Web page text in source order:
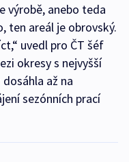
výrobě, anebo teda
ten areál je obrovský.
uvedl pro ČT šéf
okresy s nejvyšší
až na
sezónních prací